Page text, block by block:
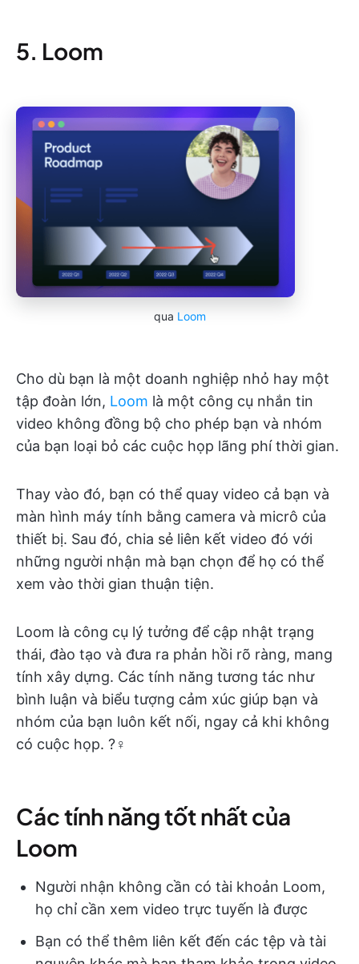
5. Loom
qua Loom
Cho dù bạn là một doanh nghiệp nhỏ hay một
tập đoàn lớn, Loom là một công cụ nhắn tin
video không đồng bộ cho phép bạn và nhóm
của bạn loại bỏ các cuộc họp lãng phí thời gian.
Thay vào đó, bạn có thể quay video cả bạn và
màn hình máy tính bằng camera và micrô của
thiết bị. Sau đó, chia sẻ liên kết video đó với
những người nhận mà bạn chọn để họ có thể
xem vào thời gian thuận tiện.
Loom là công cụ lý tưởng để cập nhật trạng
thái, đào tạo và đưa ra phản hồi rõ ràng, mang
tính xây dựng. Các tính năng tương tác như
bình luận và biểu tượng cảm xúc giúp bạn và
nhóm của bạn luôn kết nối, ngay cả khi không
có cuộc họp. ?‍♀️
Các tính năng tốt nhất của
Loom
Người nhận không cần có tài khoản Loom,
họ chỉ cần xem video trực tuyến là được
Bạn có thể thêm liên kết đến các tệp và tài